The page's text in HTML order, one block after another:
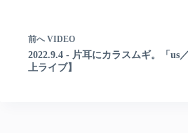
前へVIDEO
2022.9.4 - 片耳にカラスムギ。「us
上ライブ】